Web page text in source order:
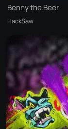
Benny the Beer
HackSaw